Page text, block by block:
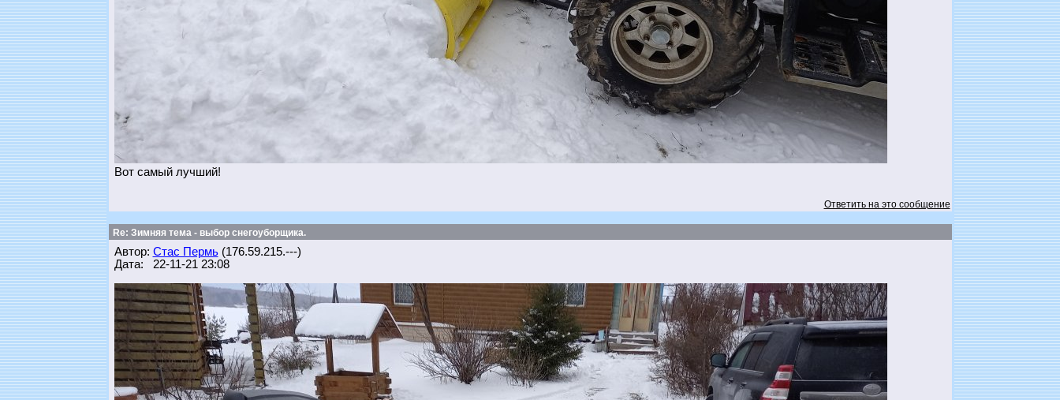
Вот самый лучший!
Ответить на это сообщение
Re: Зимняя тема - выбор снегоуборщика.
Автор: Стас Пермь(176.59.215.---)
Дата: 22-11-21 23:08